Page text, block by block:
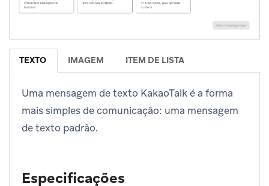
TEXTO IMAGEM ITEM DE LISTA
Uma mensagem de texto KakaoTalk é a forma
mais simples de comunicação: uma mensagem
de texto padrão.
Especificações